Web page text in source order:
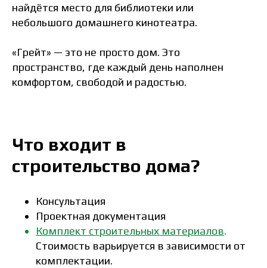
найдётся место для библиотеки или
небольшого домашнего кинотеатра.
«Грейт» — это не просто дом. Это
пространство, где каждый день наполнен
комфортом, свободой и радостью.
Что входит в
строительство дома?
Консультация
Проектная документация
Комплект строительных материалов.
Стоимость варьируется в зависимости от
комплектации.